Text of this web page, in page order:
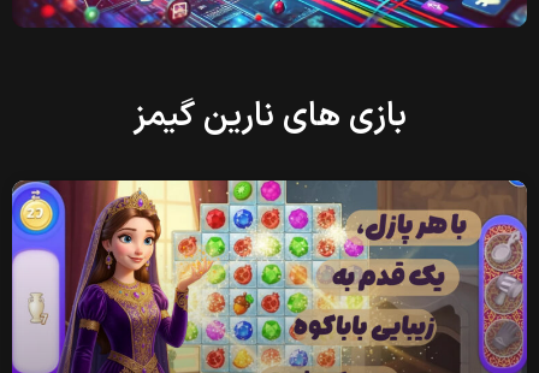
بازی های نارین گیمز